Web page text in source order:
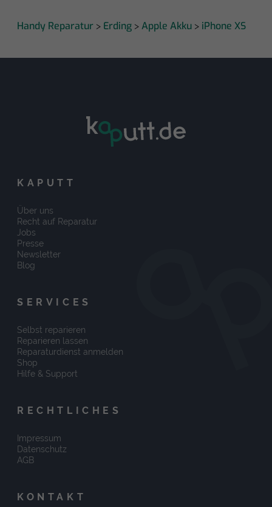
Handy Reparatur > Erding > Apple Akku > iPhone XS
KAPUTT
Über uns
Recht auf Reparatur
Jobs
Presse
Newsletter
Blog
SERVICES
Selbst reparieren
Reparieren lassen
Reparaturdienst anmelden
Shop
Hilfe & Support
RECHTLICHES
Impressum
Datenschutz
AGB
KONTAKT